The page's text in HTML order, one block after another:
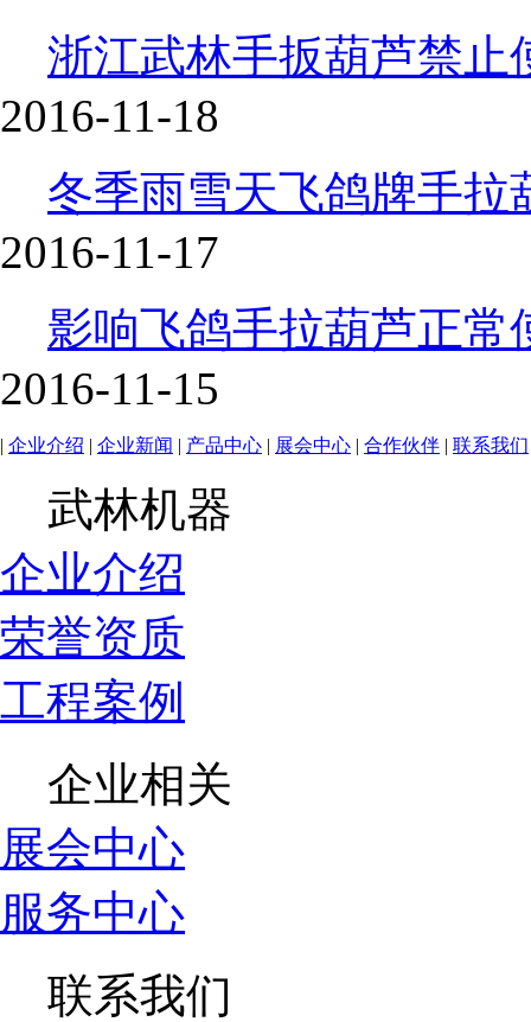
浙江武林手扳葫芦禁止
2016-11-18
冬季雨雪天飞鸽牌手拉
2016-11-17
影响飞鸽手拉葫芦正常
2016-11-15
| 企业介绍 | 企业新闻 | 产品中心 | 展会中心 | 合作伙伴 | 联系我们
武林机器
企业介绍
荣誉资质
工程案例
企业相关
展会中心
服务中心
联系我们